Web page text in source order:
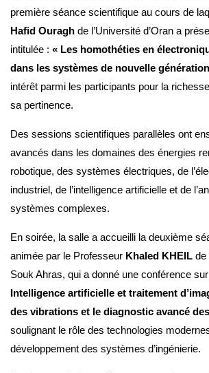
première séance scientifique au cours de
Hafid Ouragh de l’Université d’Oran a
intitulée : « Les homothéties en
dans les systèmes de nouvelle
intérêt parmi les participants pour la
sa pertinence.
Des sessions scientifiques parallèles ont
avancés dans les domaines des énergies
robotique, des systèmes électriques, de
industriel, de l’intelligence artificielle et de
systèmes complexes.
En soirée, la salle a accueilli la deuxième
animée par le Professeur Khaled KHEIL de
Souk Ahras, qui a donné une conférence
Intelligence artificielle et traitement
des vibrations et le diagnostic avancé
soulignant le rôle des technologies
développement des systèmes d’ingénierie.